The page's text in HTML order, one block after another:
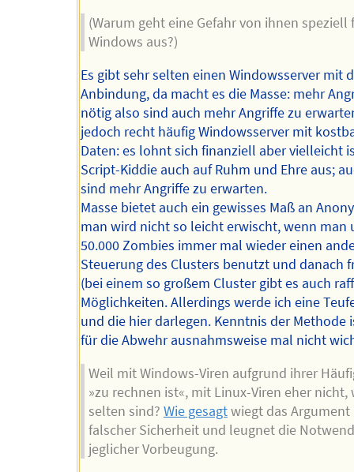
(Warum geht eine Gefahr von ihnen speziell
Windows aus?)
Es gibt sehr selten einen Windowsserver mit
Anbindung, da macht es die Masse: mehr
nötig also sind auch mehr Angriffe zu
jedoch recht häufig Windowsserver mit
Daten: es lohnt sich finanziell aber vielleicht
Script-Kiddie auch auf Ruhm und Ehre aus;
sind mehr Angriffe zu erwarten.
Masse bietet auch ein gewisses Maß an
man wird nicht so leicht erwischt, wenn man
50.000 Zombies immer mal wieder einen
Steuerung des Clusters benutzt und danach
(bei einem so großem Cluster gibt es auch
Möglichkeiten. Allerdings werde ich eine
und die hier darlegen. Kenntnis der Methode
für die Abwehr ausnahmsweise mal nicht
Weil mit Windows-Viren aufgrund ihrer
»zu rechnen ist«, mit Linux-Viren eher nicht,
selten sind? Wie gesagtwiegt das Argument
falscher Sicherheit und leugnet die
jeglicher Vorbeugung.